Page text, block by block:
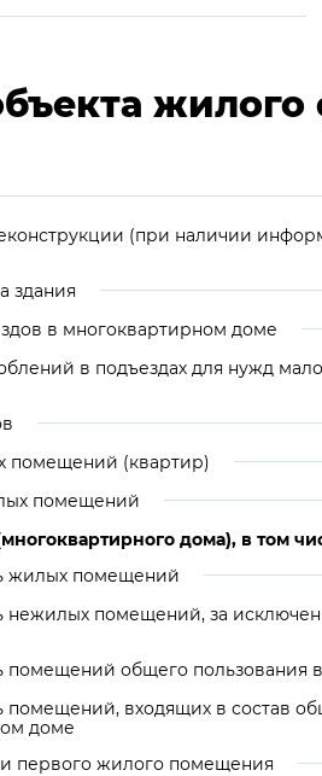
жилого
(при наличии
здания
в многоквартирном доме
в подъездах для нужд
помещений (квартир)
помещений
дома), в том
жилых помещений
нежилых помещений, за
общего пользования
входящих в состав
доме
первого жилого помещения